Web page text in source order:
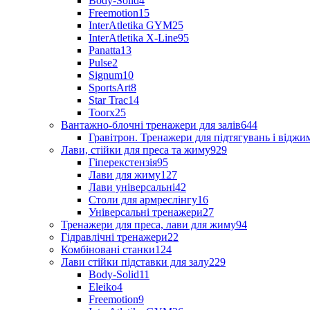
Freemotion15
InterAtletika GYM25
InterAtletika X-Line95
Panatta13
Pulse2
Signum10
SportsArt8
Star Trac14
Toorx25
Вантажно-блочні тренажери для залів644
Гравітрон. Тренажери для підтягувань і
Лави, стійки для преса та жиму929
Гіперекстензія95
Лави для жиму127
Лави універсальні42
Столи для армреслінгу16
Універсальні тренажери27
Тренажери для преса, лави для жиму94
Гідравлічні тренажери22
Комбіновані станки124
Лави стійки підставки для залу229
Body-Solid11
Eleiko4
Freemotion9